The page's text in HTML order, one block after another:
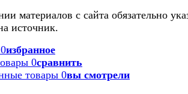
материалов с сайта обязательно
источник.
0избранное
0сравнить
товары 0вы смотрели